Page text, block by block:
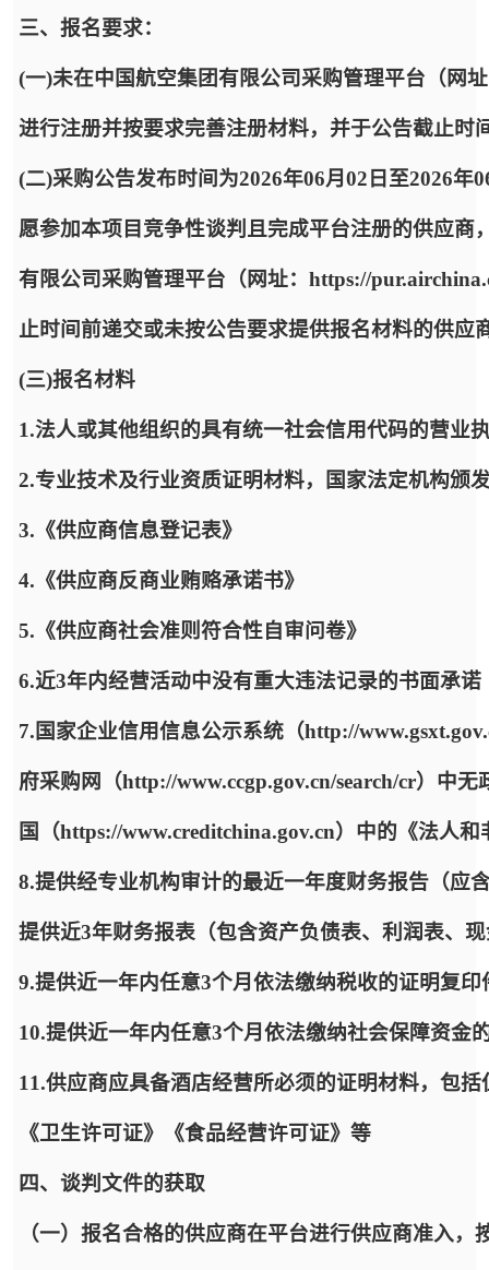
三、报名要求：
(一)未在中国航空集团有限公司采购管理平台（网
进行注册并按要求完善注册材料，并于公告截止时
(二)采购公告发布时间为2026年06月02日至2026
愿参加本项目竞争性谈判且完成平台注册的供应
有限公司采购管理平台（网址：https://
止时间前递交或未按公告要求提供报名材料的供
(三)报名材料
1.法人或其他组织的具有统一社会信用代码的营业
2.专业技术及行业资质证明材料，国家法定机构颁
3.《供应商信息登记表》
4.《供应商反商业贿赂承诺书》
5.《供应商社会准则符合性自审问卷》
6.近3年内经营活动中没有重大违法记录的书面承诺
7.国家企业信用信息公示系统（http://
府采购网（http://www.ccgp.gov.cn/search/cr）中
国（https://www.creditchina.gov.cn）中的《法人
8.提供经专业机构审计的最近一年度财务报告（应
提供近3年财务报表（包含资产负债表、利润表、
9.提供近一年内任意3个月依法缴纳税收的证明复
10.提供近一年内任意3个月依法缴纳社会保障资金
11.供应商应具备酒店经营所必须的证明材料，包
《卫生许可证》《食品经营许可证》等
四、谈判文件的获取
（一）报名合格的供应商在平台进行供应商准入